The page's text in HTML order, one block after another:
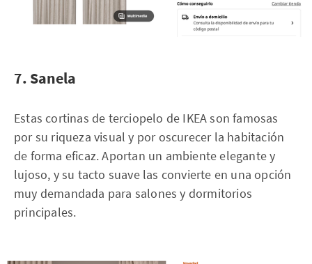
7. Sanela
Estas cortinas de terciopelo de IKEA son famosas
por su riqueza visual y por oscurecer la habitación
de forma eficaz. Aportan un ambiente elegante y
lujoso, y su tacto suave las convierte en una opción
muy demandada para salones y dormitorios
principales.